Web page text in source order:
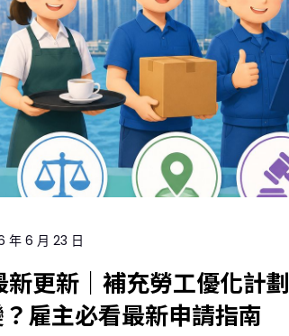
年 6 月 23 日
更新｜補充勞工優化計劃
？雇主必看最新申請指南